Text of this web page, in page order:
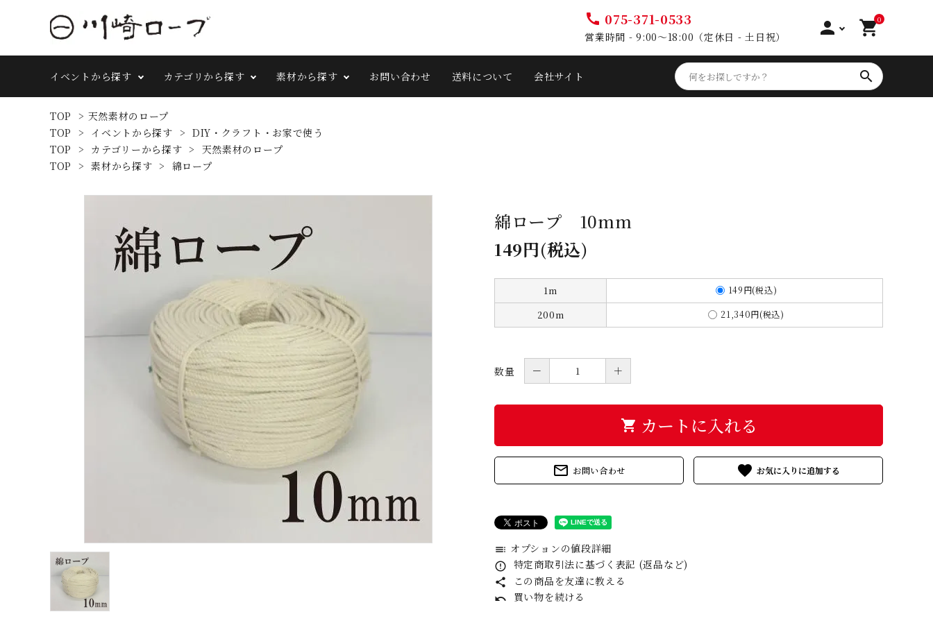
call 075-371-0533
営業時間 - 9:00～18:00（定休日 - 土日祝） person 0
shopping_cart
イベントから探す カテゴリから探す 素材から探す お問い合わせ 送料について 会社サイト search
search
TOP > 天然素材のロープ
TOP > イベントから探す > DIY・クラフト・お家で使う
TOP > カテゴリーから探す > 天然素材のロープ
TOP > 素材から探す > 綿ロープ
綿ロープ 10mm
149円(税込)
1m 149円(税込)
200m 21,340円(税込)
数量 － ＋
shopping_cart カートに入れる
mail_outline お問い合わせ favorite
toc オプションの値段詳細
error_outline 特定商取引法に基づく表記 (返品など)
share この商品を友達に教える
undo 買い物を続ける